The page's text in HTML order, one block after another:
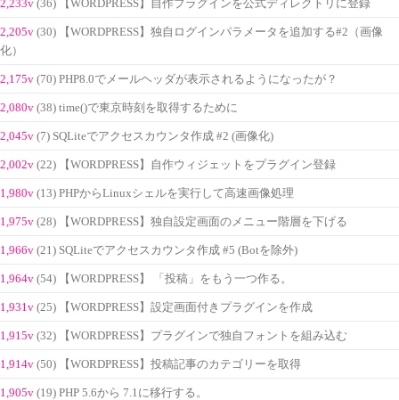
2,233v (36) 【WORDPRESS】自作プラグインを公式ディレクトリに登録
2,205v (30) 【WORDPRESS】独自ログインパラメータを追加する#2（画像
化）
2,175v (70) PHP8.0でメールヘッダが表示されるようになったが？
2,080v (38) time()で東京時刻を取得するために
2,045v (7) SQLiteでアクセスカウンタ作成 #2 (画像化)
2,002v (22) 【WORDPRESS】自作ウィジェットをプラグイン登録
1,980v (13) PHPからLinuxシェルを実行して高速画像処理
1,975v (28) 【WORDPRESS】独自設定画面のメニュー階層を下げる
1,966v (21) SQLiteでアクセスカウンタ作成 #5 (Botを除外)
1,964v (54) 【WORDPRESS】 「投稿」をもう一つ作る。
1,931v (25) 【WORDPRESS】設定画面付きプラグインを作成
1,915v (32) 【WORDPRESS】プラグインで独自フォントを組み込む
1,914v (50) 【WORDPRESS】投稿記事のカテゴリーを取得
1,905v (19) PHP 5.6から 7.1に移行する。